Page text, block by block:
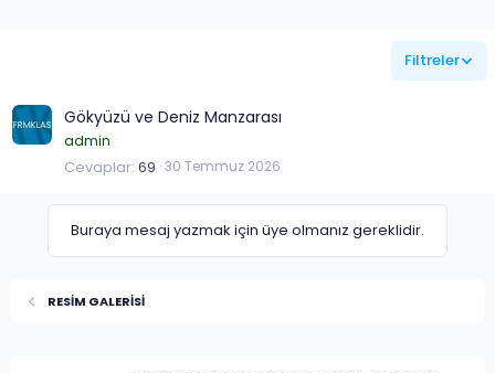
Filtreler
Gökyüzü ve Deniz Manzarası
admin
Cevaplar 69 30 Temmuz 2026
Buraya mesaj yazmak için üye olmanız gereklidir.
RESİM GALERİSİ